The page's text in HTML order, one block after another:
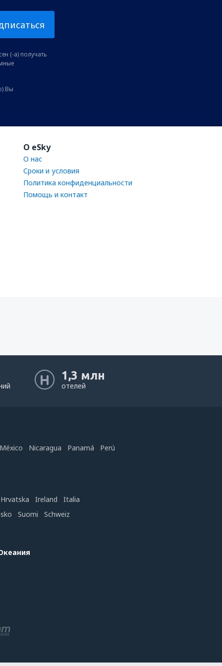
(-а) получать
Вы
O eSky
О нас
Сроки и условия
Политика конфиденциальности
Помощь и контакт
1,3 млн
отелей
México Nicaragua Panamá Perú
Hrvatska Ireland
Italia
Suomi Schweiz